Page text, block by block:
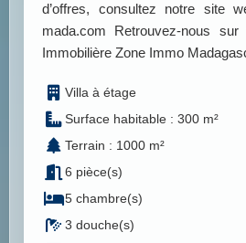
d’offres, consultez notre site
mada.com Retrouvez-nous
Immobilière Zone Immo
Villa à étage
Surface habitable : 300 m²
Terrain : 1000 m²
6 pièce(s)
5 chambre(s)
3 douche(s)